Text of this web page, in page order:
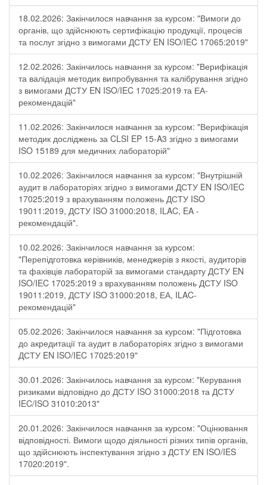
18.02.2026: Закінчилося навчання за курсом: "Вимоги до
органів, що здійснюють сертифікацію продукції, процесів
та послуг згідно з вимогами ДСТУ EN ISO/IEC 17065:2019"
12.02.2026: Закінчилось навчання за курсом: "Верифікація
та валідація методик випробування та калібрування згідно
з вимогами ДСТУ EN ISO/IEC 17025:2019 та ЕА-
рекомендацій"
11.02.2026: Закінчилося навчання за курсом: "Верифікація
методик досліджень за CLSI EP 15-A3 згідно з вимогами
ISO 15189 для медичних лабораторій"
10.02.2026: Закінчилося навчання за курсом: "Внутрішній
аудит в лабораторіях згідно з вимогами ДСТУ EN ISO/IEC
17025:2019 з врахуванням положень ДСТУ ISO
19011:2019, ДСТУ ISO 31000:2018, ILAC, EA -
рекомендацій".
10.02.2026: Закінчилося навчання за курсом:
"Перепідготовка керівників, менеджерів з якості, аудиторів
та фахівців лабораторій за вимогами стандарту ДСТУ EN
ISO/IEC 17025:2019 з врахуванням положень ДСТУ ISO
19011:2019, ДСТУ ISO 31000:2018, ЕА, ILAC-
рекомендацій"
05.02.2026: Закінчилося навчання за курсом: "Підготовка
до акредитації та аудит в лабораторіях згідно з вимогами
ДСТУ EN ISO/IEC 17025:2019"
30.01.2026: Закінчилось навчання за курсом: "Керування
ризиками відповідно до ДСТУ ISO 31000:2018 та ДСТУ
IEC/ISO 31010:2013"
20.01.2026: Закінчилося навчання за курсом: "Оцінювання
відповідності. Вимоги щодо діяльності різних типів органів,
що здійснюють інспектування згідно з ДСТУ ЕN ISO/IES
17020:2019".